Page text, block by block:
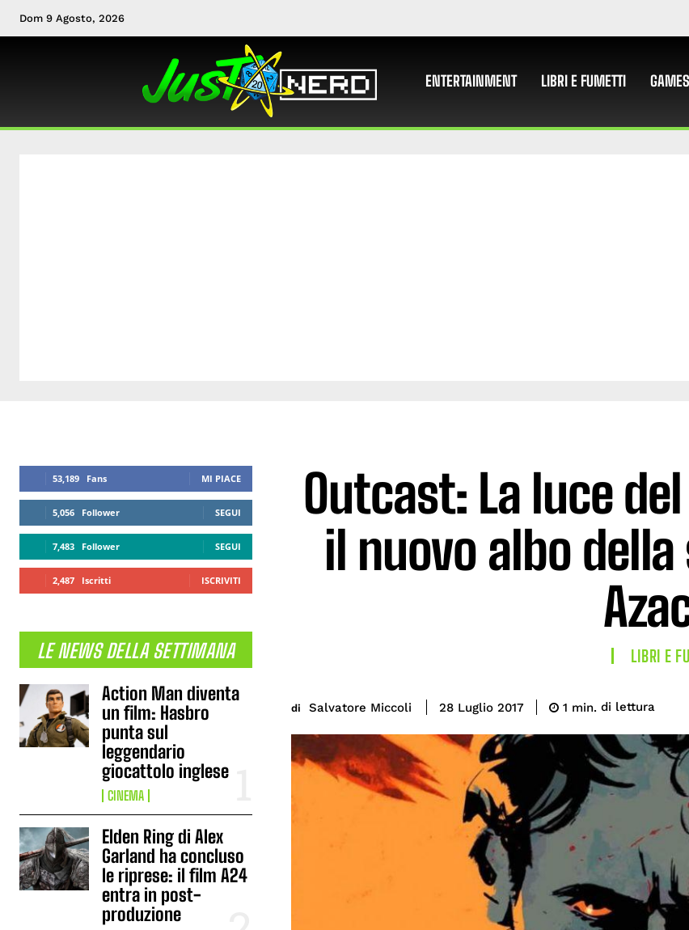
Dom 9 Agosto, 2026
ENTERTAINMENT LIBRI E FUMETTI GAMES
53,189 Fans MI PIACE
5,056 Follower SEGUI
7,483 Follower SEGUI
2,487 Iscritti ISCRIVITI
LE NEWS DELLA SETTIMANA
Action Man diventa
un film: Hasbro
punta sul
leggendario
giocattolo inglese
CINEMA
Elden Ring di Alex
Garland ha concluso
le riprese: il film A24
entra in post-
produzione
Outcast: La luce
il nuovo albo
LIBRI E
di Salvatore Miccoli 28 Luglio 2017 1 min. di lettura